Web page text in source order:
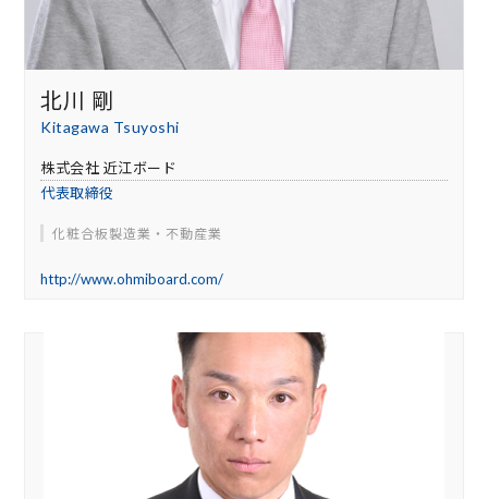
北川 剛
Kitagawa Tsuyoshi
株式会社 近江ボード
代表取締役
化粧合板製造業・不動産業
http://www.ohmiboard.com/